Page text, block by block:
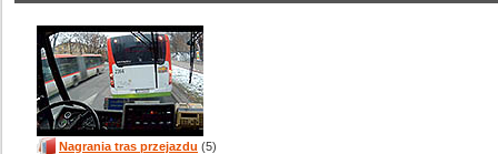
Nagrania tras przejazdu (5)